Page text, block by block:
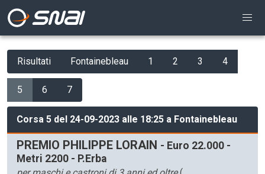
Risultati Fontainebleau 1 2 3 4
5 6 7
Corsa 5 del 24-09-2023 alle 18:25 a Fontainebleau
PREMIO PHILIPPE LORAIN - Euro 22.000 -
Metri 2200 - P.Erba